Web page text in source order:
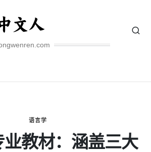
语言学
教材：涵盖三大